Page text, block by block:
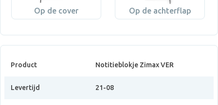
Op de cover Op de achterflap
Product Notitieblokje Zimax VER
Levertijd 21-08